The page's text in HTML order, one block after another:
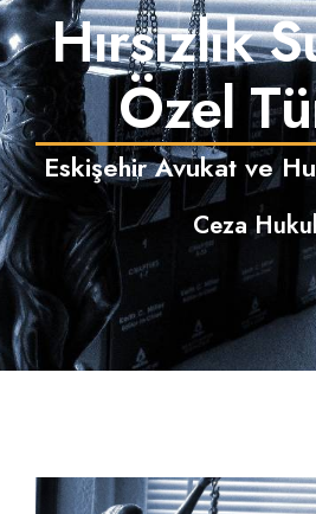
EKIBIMIZ
ÇALIŞMA ALANLARIMIZ
HUKUK BÜLTENI
SSS
İLETIŞIM
Hırsızlık
Özel
Eskişehir Avukat ve
Ceza